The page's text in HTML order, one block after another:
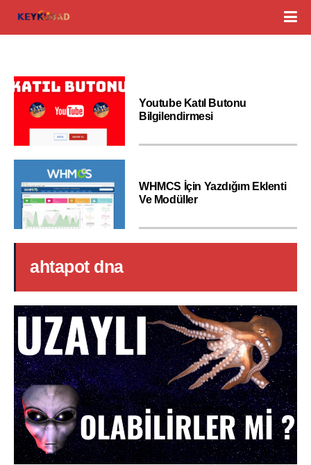
Youtube Katıl Butonu
Bilgilendirmesi
WHMCS İçin Yazdığım Eklenti
Ve Modüller
ahtapot dna